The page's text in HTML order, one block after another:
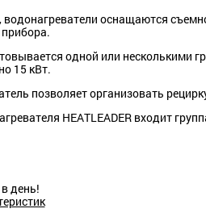
оснащаются
одной или несколькими
15 кВт.
позволяет организовать
HEATLEADER входит
день!